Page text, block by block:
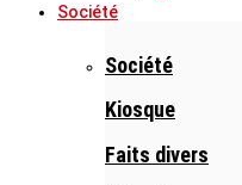
Société
Société
Kiosque
Faits divers